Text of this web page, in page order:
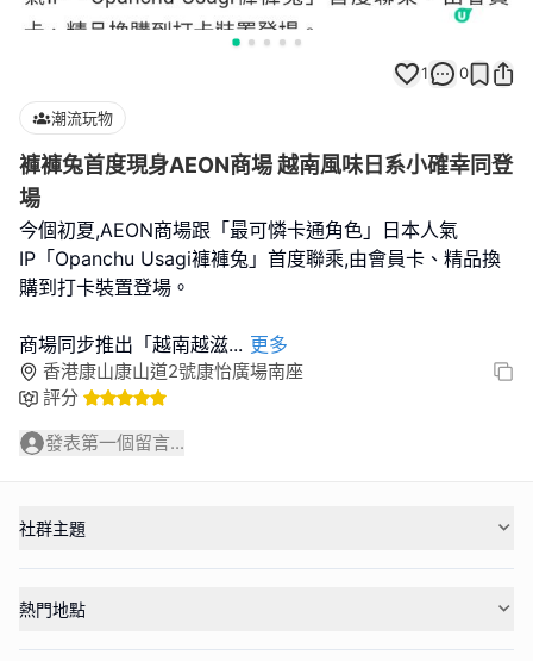
1 0
潮流玩物
褲褲兔首度現身AEON商場 越南風味日系小確幸同登
場
今個初夏,AEON商場跟「最可憐卡通角色」日本人氣
IP「Opanchu Usagi褲褲兔」首度聯乘,由會員卡、精品換
購到打卡裝置登場。
商場同步推出「越南越滋... 更多
香港康山康山道2號康怡廣場南座
評分
發表第一個留言...
社群主題
熱門地點